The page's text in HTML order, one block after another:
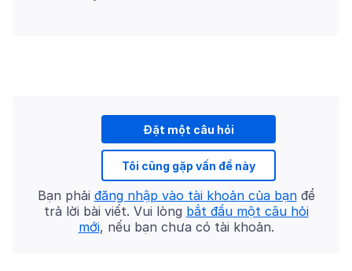
Đặt một câu hỏi
Tôi cũng gặp vấn đề này
Bạn phải đăng nhập vào tài khoản của bạnđể
trả lời bài viết. Vui lòng bắt đầu một câu hỏi
mới, nếu bạn chưa có tài khoản.